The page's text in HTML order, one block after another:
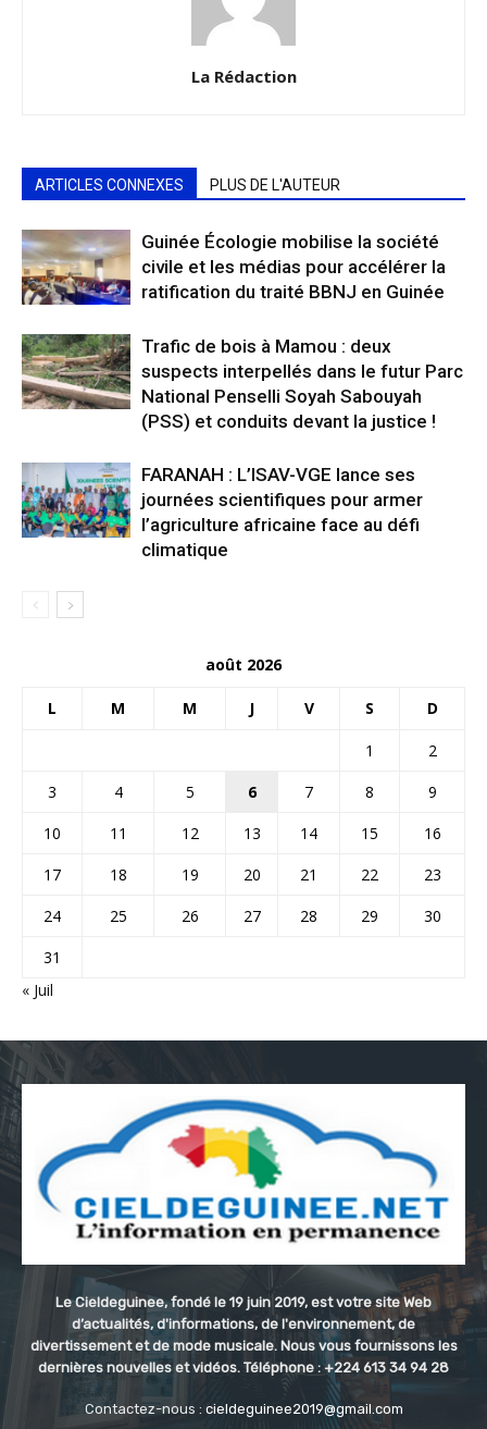
La Rédaction
ARTICLES CONNEXES PLUS DE L'AUTEUR
Guinée Écologie mobilise la société
civile et les médias pour accélérer la
ratification du traité BBNJ en Guinée
Trafic de bois à Mamou : deux
suspects interpellés dans le futur Parc
National Penselli Soyah Sabouyah
(PSS) et conduits devant la justice !
FARANAH : L’ISAV-VGE lance ses
journées scientifiques pour armer
l’agriculture africaine face au défi
climatique
août 2026
L M M J V S D
1
2
3
4 5 6 7 8
9
10
11 12 13 14 15
16
17
18 19 20 21 22
23
24
25 26 27 28 29
30
31
« Juil
Le Cieldeguinee, fondé le 19 juin 2019, est votre site Web
d’actualités, d'informations, de l'environnement, de
divertissement et de mode musicale. Nous vous fournissons les
dernières nouvelles et vidéos. Téléphone : +224 613 34 94 28
Contactez-nous : cieldeguinee2019@gmail.com